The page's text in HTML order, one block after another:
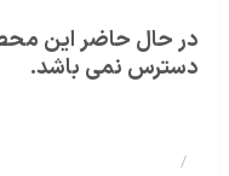
در حال حاضر این
دسترس نمی باشد.
/